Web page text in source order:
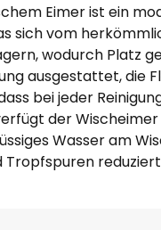
Eimer ist ein
sich vom
wodurch Platz
ausgestattet, die
bei jeder
der
Wasser am